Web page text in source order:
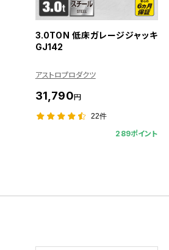
3.0TON 低床ガレージジャッキ
GJ142
アストロプロダクツ
31,790円
22件
289ポイント